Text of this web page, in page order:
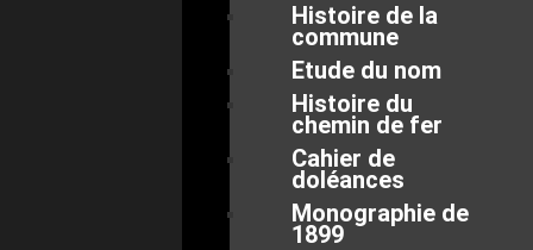
Histoire de la
commune
Etude du nom
Histoire du
chemin de fer
Cahier de
doléances
Monographie de
1899